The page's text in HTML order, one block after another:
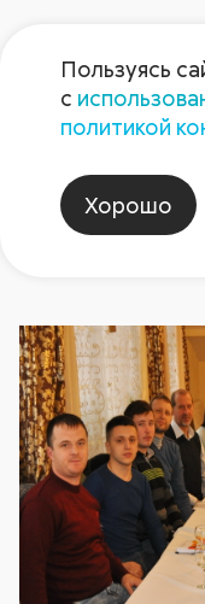
Пользуясь
с
политикой
Хорошо